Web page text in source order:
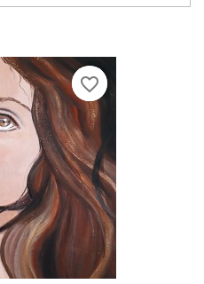
favorite_border
favorite_border